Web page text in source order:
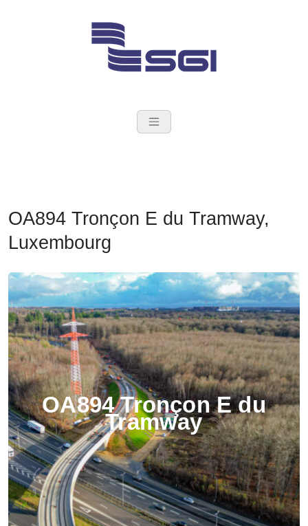
SGI Groupe
OA894 Tronçon E du Tramway,
Luxembourg
OA894 Tronçon E du
Tramway